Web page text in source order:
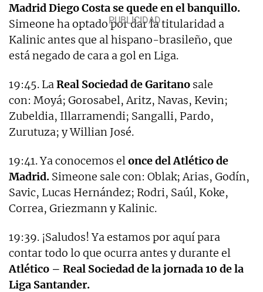
Madrid Diego Costa se quede en el banquillo.
Simeone ha optado por dar la titularidad a
Kalinic antes que al hispano-brasileño, que
está negado de cara a gol en Liga.
19:45. LaReal Sociedad de Garitano sale
con: Moyá; Gorosabel, Aritz, Navas, Kevin;
Zubeldia, Illarramendi; Sangalli, Pardo,
Zurutuza; y Willian José.
19:41. Ya conocemos elonce del Atlético de
Madrid. Simeone sale con: Oblak; Arias, Godín,
Savic, Lucas Hernández; Rodri, Saúl, Koke,
Correa, Griezmann y Kalinic.
19:39. ¡Saludos! Ya estamos por aquí para
contar todo lo que ocurra antes y durante el
Atlético – Real Sociedad de la jornada 10 de la
Liga Santander.